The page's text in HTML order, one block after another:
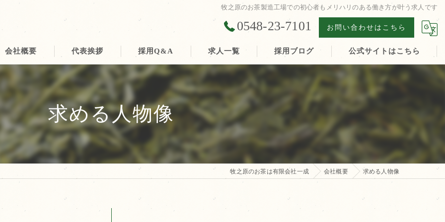
牧之原のお茶製造工場での初心者もメリハリのある働き方が叶う求人です
0548-23-7101 お問い合わせはこちら
会社概要
める人物像
代表挨拶 採用Q&A 求人一覧 採用ブログ 公式サイトはこちら
求める人物像
牧之原のお茶は有限会社一成 会社概要 求める人物像